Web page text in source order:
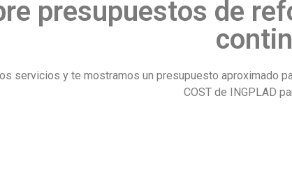
presupuestos de
servicios y te mostramos un presupuesto aproximado
COST de INGPLAD